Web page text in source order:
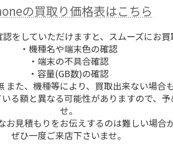
の買取り価格表はこちら
をしていただけますと、スムーズにお買
・機種名や端末色の確認
・端末の不具合確認
・容量(GB数)の確認
また、機種等により、買取出来ない場合
る額と異なる可能性がありますので、
せ。
見積もりをお伝えするのは難しい場合
ぜひ一度ご来店下さいませ。